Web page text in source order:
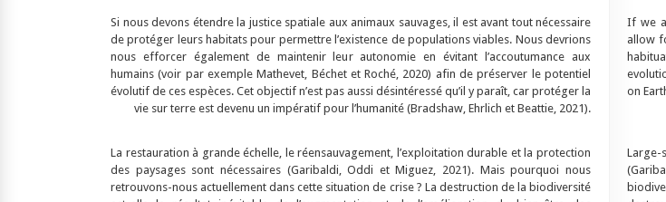
Si nous devons étendre la justice spatiale aux animaux sauvages, il est avant tout nécessaire
de protéger leurs habitats pour permettre l’existence de populations viables. Nous devrions
nous efforcer également de maintenir leur autonomie en évitant l’accoutumance aux
humains (voir par exemple Mathevet, Béchet et Roché, 2020) afin de préserver le potentiel
évolutif de ces espèces. Cet objectif n’est pas aussi désintéressé qu’il y paraît, car protéger la
vie sur terre est devenu un impératif pour l’humanité (Bradshaw, Ehrlich et Beattie, 2021).
If we
allow
on
La restauration à grande échelle, le réensauvagement, l’exploitation durable et la protection
des paysages sont nécessaires (Garibaldi, Oddi et Miguez, 2021). Mais pourquoi nous
retrouvons-nous actuellement dans cette situation de crise ? La destruction de la biodiversité